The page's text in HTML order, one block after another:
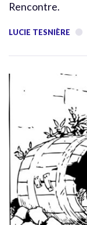
Rencontre.
LUCIE TESNIÈRE